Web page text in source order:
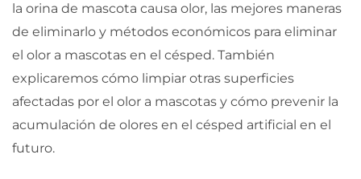
la orina de mascota causa olor, las mejores maneras
de eliminarlo y métodos económicos para eliminar
el olor a mascotas en el césped. También
explicaremos cómo limpiar otras superficies
afectadas por el olor a mascotas y cómo prevenir la
acumulación de olores en el césped artificial en el
futuro.